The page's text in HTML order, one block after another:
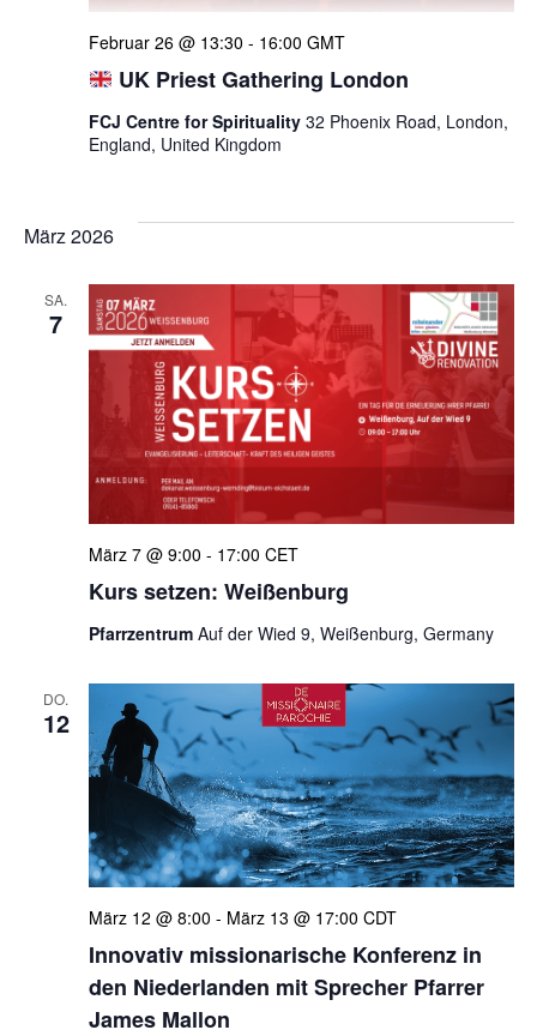
UK Priest Gathering London
Februar 26 @ 13:30 - 16:00 GMT
FCJ Centre for Spirituality 32 Phoenix Road, London,
England, United Kingdom
März 2026
SA.
7
Kurs setzen: Weißenburg
März 7 @ 9:00 - 17:00 CET
Pfarrzentrum Auf der Wied 9, Weißenburg, Germany
DO.
12
Innovativ missionarische Konferenz in
den Niederlanden mit Sprecher Pfarrer
James Mallon
März 12 @ 8:00 - März 13 @ 17:00 CDT